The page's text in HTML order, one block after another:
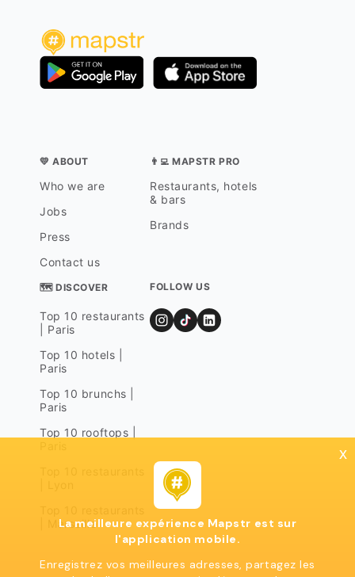
💛 ABOUT
Who we are
Jobs
Press
Contact us
👨‍💻 MAPSTR PRO
Restaurants, hotels
& bars
Brands
🗺 DISCOVER
Top 10 restaurants
| Paris
Top 10 hotels |
Paris
Top 10 brunchs |
Paris
Top 10 rooftops |
| Marseille
FOLLOW US
x
La meilleure expérience Mapstr est sur
l'application mobile.
Enregistrez vos meilleures adresses, partagez les